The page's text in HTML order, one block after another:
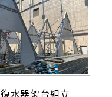
復水器架台組立